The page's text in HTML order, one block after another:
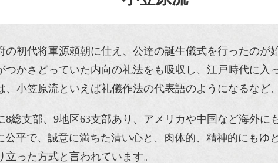
の初代将軍源頼朝に仕え、公達の誕生儀式を行ったの
かさどっていた内向の礼法をも吸収し、江戸時代に
小笠原流といえば礼儀作法の代表語のようになるなど
総支部、9地区63支部あり、アメリカや中国など海外に
公平で、誠意に満ちた清い心と、肉体的、精神的にも
った方式と言われています。